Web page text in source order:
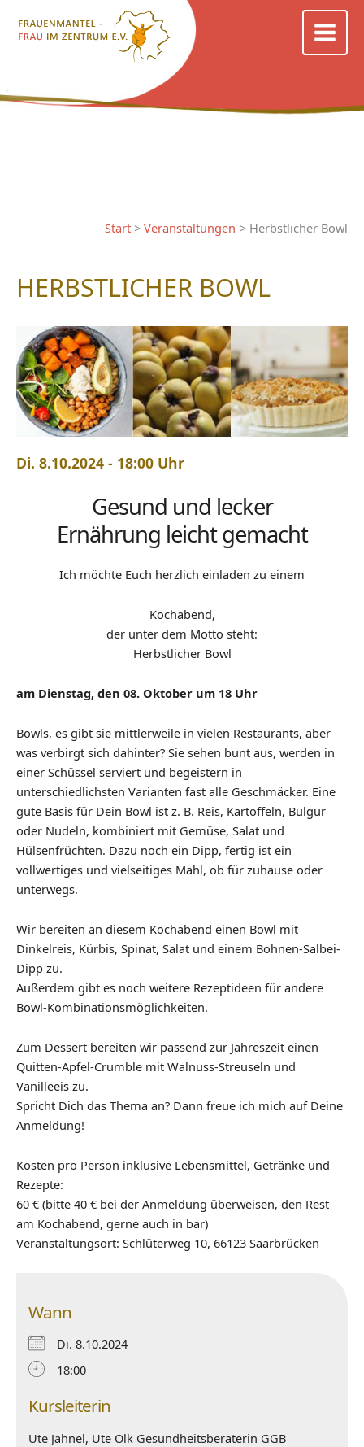
Inhalt
Start Veranstaltungen Herbstlicher Bowl
HERBSTLICHER BOWL
Di. 8.10.2024 - 18:00 Uhr
Gesund und lecker
Ernährung leicht gemacht
Ich möchte Euch herzlich einladen zu einem
Kochabend,
der unter dem Motto steht:
Herbstlicher Bowl
am Dienstag, den 08. Oktober um 18 Uhr
Bowls, es gibt sie mittlerweile in vielen Restaurants, aber
was verbirgt sich dahinter? Sie sehen bunt aus, werden in
einer Schüssel serviert und begeistern in
unterschiedlichsten Varianten fast alle Geschmäcker. Eine
gute Basis für Dein Bowl ist z. B. Reis, Kartoffeln, Bulgur
oder Nudeln, kombiniert mit Gemüse, Salat und
Hülsenfrüchten. Dazu noch ein Dipp, fertig ist ein
vollwertiges und vielseitiges Mahl, ob für zuhause oder
unterwegs.
Wir bereiten an diesem Kochabend einen Bowl mit
Dinkelreis, Kürbis, Spinat, Salat und einem Bohnen-Salbei-
Dipp zu.
Außerdem gibt es noch weitere Rezeptideen für andere
Bowl-Kombinationsmöglichkeiten.
Zum Dessert bereiten wir passend zur Jahreszeit einen
Quitten-Apfel-Crumble mit Walnuss-Streuseln und
Vanilleeis zu.
Spricht Dich das Thema an? Dann freue ich mich auf Deine
Anmeldung!
Kosten pro Person inklusive Lebensmittel, Getränke und
Rezepte:
60 € (bitte 40 € bei der Anmeldung überweisen, den Rest
am Kochabend, gerne auch in bar)
Veranstaltungsort: Schlüterweg 10, 66123 Saarbrücken
Wann
Di. 8.10.2024
18:00
Kursleiterin
Ute Jahnel, Ute Olk Gesundheitsberaterin GGB